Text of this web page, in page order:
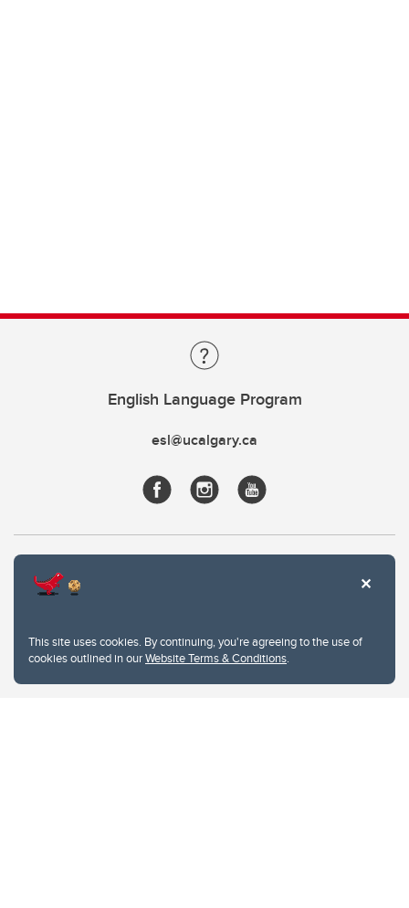
This site uses cookies. By continuing, you're agreeing to the use of
cookies outlined in ourWebsite Terms & Conditions.
English Language Program
esl@ucalgary.ca